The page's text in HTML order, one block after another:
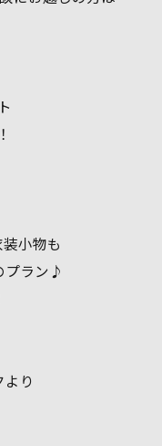
小物も
プラン♪
り